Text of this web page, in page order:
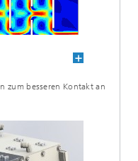
zum besseren Kontakt an